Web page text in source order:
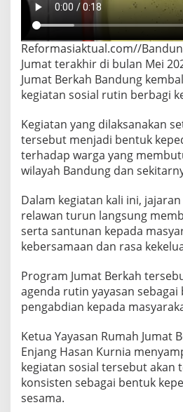
Reformasiaktual.com//
Jumat terakhir di bulan Mei
Jumat Berkah Bandung
kegiatan sosial rutin berbagi
Kegiatan yang dilaksanakan
tersebut menjadi bentuk
terhadap warga yang
wilayah Bandung dan
Dalam kegiatan kali ini,
relawan turun langsung
serta santunan kepada
kebersamaan dan rasa
Program Jumat Berkah
agenda rutin yayasan sebagai
pengabdian kepada
Ketua Yayasan Rumah Jumat
Enjang Hasan Kurnia
kegiatan sosial tersebut akan
konsisten sebagai bentuk
sesama.